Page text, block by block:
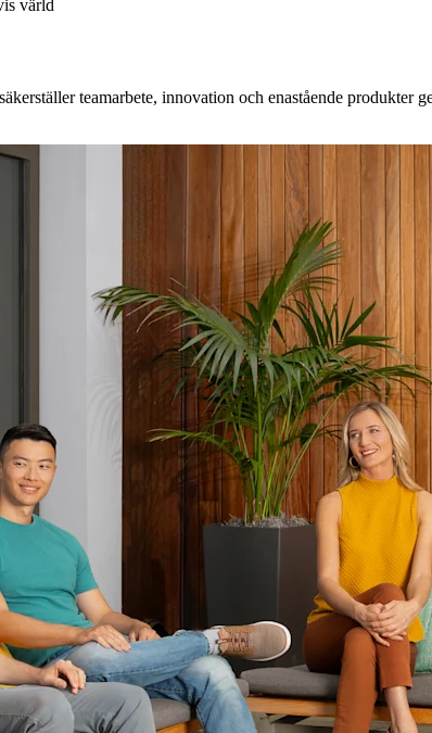
värld
teamarbete, innovation och enastående produkter